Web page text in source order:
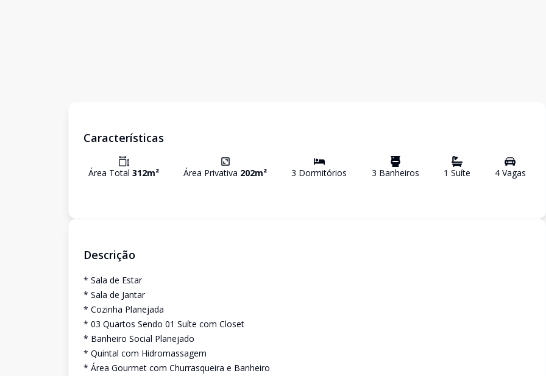
Características
Área Total 312m² Área Privativa 202m² 3 Dormitórios 3 Banheiros 1 Suíte 4Vagas
Descrição
* Sala de Estar
* Sala de Jantar
* Cozinha Planejada
* 03 Quartos Sendo 01 Suíte com Closet
* Banheiro Social Planejado
* Quintal com Hidromassagem
* Área Gourmet com Churrasqueira e Banheiro